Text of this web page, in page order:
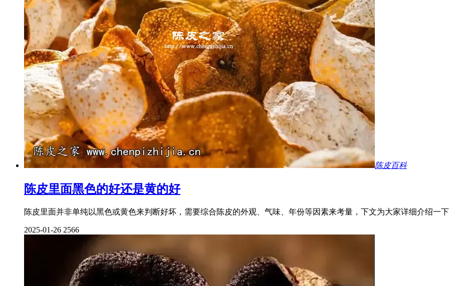
陈皮百科
陈皮里面黑色的好还是黄的好
陈皮里面并非单纯以黑色或黄色来判断好坏，需要综合陈皮的外观、气味、年份等因素来考量，下文为大家详细介绍一
2025-01-26 2566